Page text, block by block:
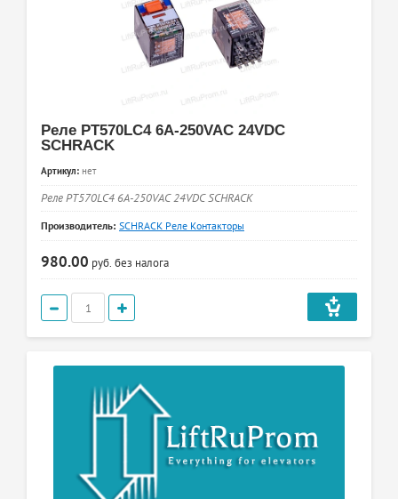
Реле PT570LC4 6A-250VAC 24VDC
SCHRACK
Артикул: нет
Реле PT570LC4 6A-250VAC 24VDC SCHRACK
Производитель: SCHRACK Реле Контакторы
980.00 руб. без налога